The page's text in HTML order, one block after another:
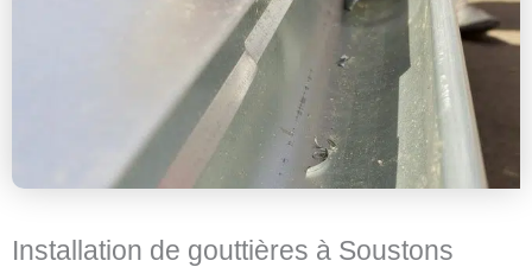
Installation de gouttières à Soustons